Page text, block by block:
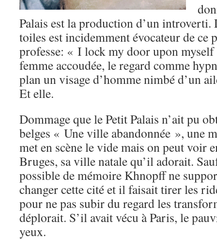
Palais est la production d’un introverti.
toiles est incidemment évocateur de ce
professe: « I lock my door upon
femme accoudée, le regard comme
plan un visage d’homme nimbé d’un
Et elle.
Dommage que le Petit Palais n’ait pu
belges « Une ville abandonnée », une
met en scène le vide mais on peut voir
Bruges, sa ville natale qu’il adorait.
possible de mémoire Khnopff ne
changer cette cité et il faisait tirer les
pour ne pas subir du regard les
déplorait. S’il avait vécu à Paris, le
yeux.